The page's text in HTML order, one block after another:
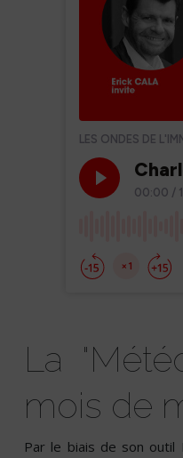
La
mois de
Par le biais de son outil